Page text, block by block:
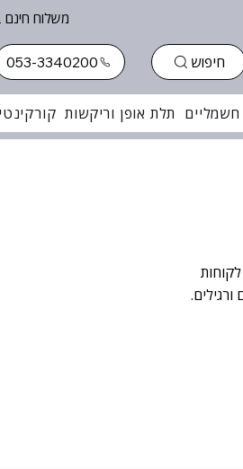
משלוח חינם
חיפוש 053-3340200
תלת אופן וריקשות